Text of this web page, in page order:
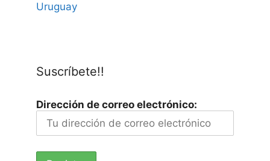
Uruguay
Suscríbete!!
Dirección de correo electrónico: